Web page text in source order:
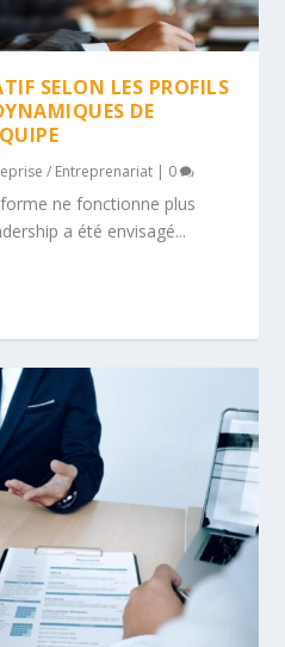
SELON LES PROFILS
DE
/ Entreprenariat | 0
ne fonctionne plus
a été envisagé...